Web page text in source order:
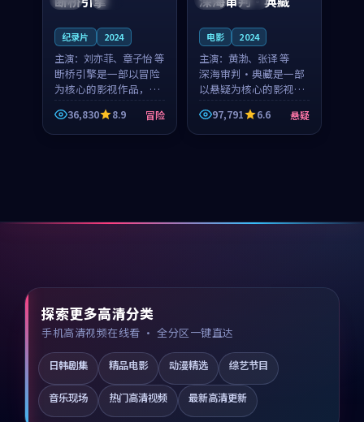
纪录片 2024
主演： 刘亦菲、章子怡 等
断桥引擎是一部以冒险
为核心的影视作品，围
绕危机、反转与人物成
长展开，整体节奏紧
凑，值得推荐观看。
36,830 8.9 冒险
电影 2024
主演： 黄渤、张译 等
深海审判·典藏是一部
以悬疑为核心的影视作
品，围绕危机、反转与
人物成长展开，整体节
奏紧凑，值得推荐观
97,791 6.6 悬疑
探索更多高清分类
手机高清视频在线看 · 全分区一键直达
日韩剧集 精品电影 动漫精选 综艺节目
音乐现场 热门高清视频 最新高清更新